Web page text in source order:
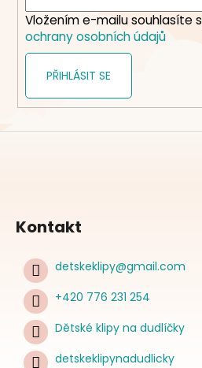
Vložením e-mailu souhlasíte s
ochrany osobních údajů
PŘIHLÁSIT SE
Kontakt
detskeklipy@gmail.com
+420 776 231 254
Dětské klipy na dudlíčky
detskeklipynadudlicky